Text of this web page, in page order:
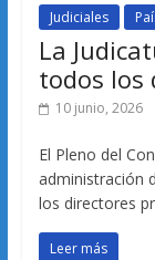
Judiciales
La
todos los
10 junio, 2026
El Pleno del
administración
los directores
Leer más